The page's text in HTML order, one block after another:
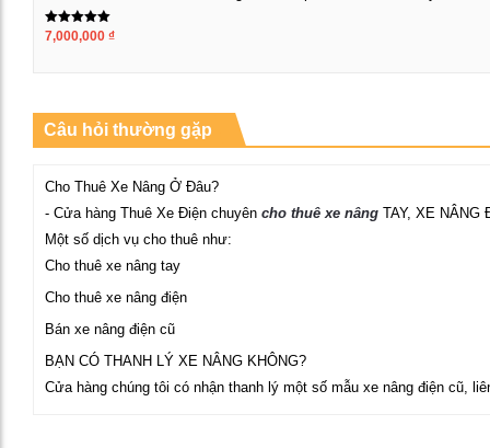
Được xếp
hạng
7,000,000 ₫
Câu hỏi thường gặp
Cho Thuê Xe Nâng Ở Đâu?
- Cửa hàng Thuê Xe Điện chuyên cho thuê xe nâng TAY, XE NÂNG
Một số dịch vụ cho thuê như:
Cho thuê xe nâng tay
Cho thuê xe nâng điện
Bán xe nâng điện cũ
BẠN CÓ THANH LÝ XE NÂNG KHÔNG?
Cửa hàng chúng tôi có nhận thanh lý một số mẫu xe nâng điện cũ,